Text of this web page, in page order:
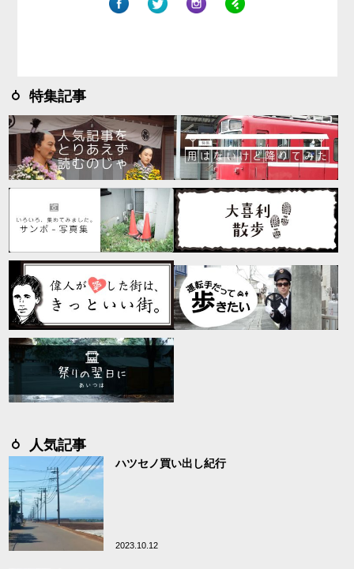
特集記事
人気記事
ハツセノ買い出し紀行
2023.10.12